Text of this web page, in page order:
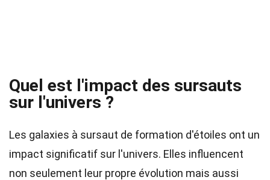
Quel est l'impact des sursauts
sur l'univers ?
Les galaxies à sursaut de formation d'étoiles ont un
impact significatif sur l'univers. Elles influencent
non seulement leur propre évolution mais aussi